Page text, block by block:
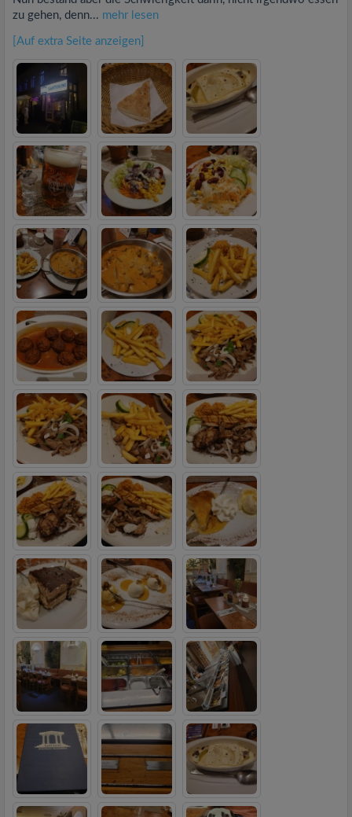
zu gehen, denn... mehr lesen
[Auf extra Seite anzeigen]